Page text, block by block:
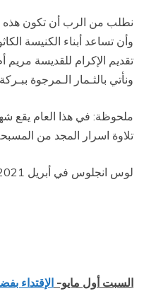
نطلب من الرب أن تكون هذه
وأن تساعد أبناء الكنيسة
تقديم الإكرام للقديسة مريم
ونأتي بالثـمار الـمرجوة
ملحوظة: في هذا العام يقع
تلاوة اسرار المجد
لوس انجلوس في أبريل 2021
راعي
القمص
السبت أول مايو- الإقتداء